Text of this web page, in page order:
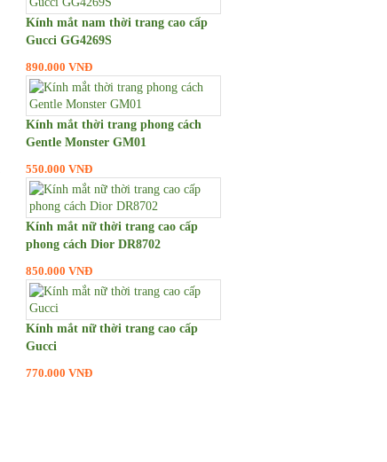
Kính mắt nam thời trang cao cấp
Gucci GG4269S
890.000 VNĐ
Kính mắt thời trang phong cách
Gentle Monster GM01
550.000 VNĐ
Kính mắt nữ thời trang cao cấp
phong cách Dior DR8702
850.000 VNĐ
Kính mắt nữ thời trang cao cấp
Gucci
770.000 VNĐ